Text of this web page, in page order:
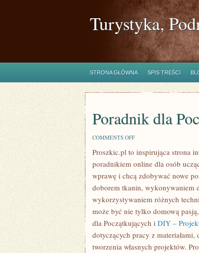
Turystyka,
STRONA GŁÓWNA SPIS TREŚCI
Poradnik dla
COMMENTS OFFON
DLA
POCZĄTKUJĄCYCH
Proszkic.pl to inspirująca strona
poradnikiem online dla osób
wprawę i chcą zdobywać nowe
doborem tkanin, wykonywaniem
wykorzystywaniem różnych
może być nie tylko domową
dla Początkujących i DIY –
dotyczących pracy z
tworzenia własnych projektów.